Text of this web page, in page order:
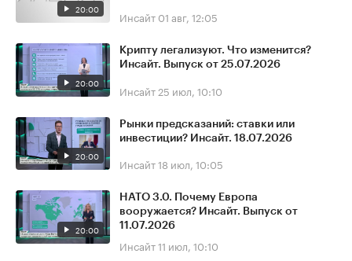
20:00 Инсайт 01 авг, 12:05
20:00
Крипту легализуют. Что изменится?
Инсайт. Выпуск от 25.07.2026
Инсайт 25 июл, 10:10
20:00
Рынки предсказаний: ставки или
инвестиции? Инсайт. 18.07.2026
Инсайт18 июл, 10:05
20:00
НАТО 3.0. Почему Европа
вооружается? Инсайт. Выпуск от
11.07.2026
Инсайт11 июл, 10:10